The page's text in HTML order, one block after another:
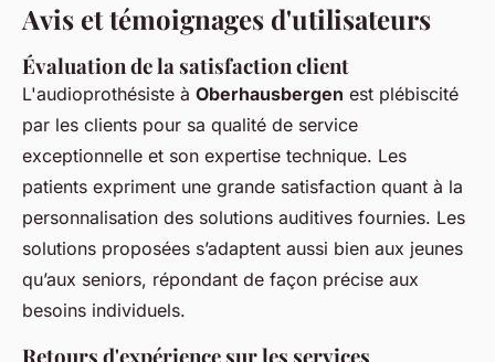
Avis et témoignages d'utilisateurs
Évaluation de la satisfaction client
L'audioprothésiste à Oberhausbergen est plébiscité
par les clients pour sa qualité de service
exceptionnelle et son expertise technique. Les
patients expriment une grande satisfaction quant à la
personnalisation des solutions auditives fournies. Les
solutions proposées s’adaptent aussi bien aux jeunes
qu’aux seniors, répondant de façon précise aux
besoins individuels.
Retours d'expérience sur les services